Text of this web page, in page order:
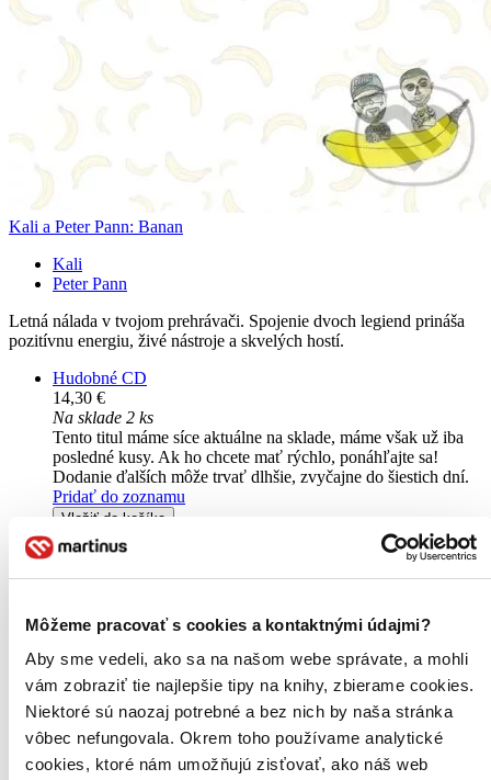
Môžeme pracovať s cookies a kontaktnými údajmi?
Aby sme vedeli, ako sa na našom webe správate, a mohli
vám zobraziť tie najlepšie tipy na knihy, zbierame cookies.
Niektoré sú naozaj potrebné a bez nich by naša stránka
vôbec nefungovala. Okrem toho používame analytické
cookies, ktoré nám umožňujú zisťovať, ako náš web
Kali a Peter Pann: Banan
Kali
Peter Pann
Letná nálada v tvojom prehrávači. Spojenie dvoch legiend prináša
pozitívnu energiu, živé nástroje a skvelých hostí.
Hudobné CD
14,30 €
Na sklade 2 ks
Tento titul máme síce aktuálne na sklade, máme však už iba
posledné kusy. Ak ho chcete mať rýchlo, ponáhľajte sa!
Dodanie ďalších môže trvať dlhšie, zvyčajne do šiestich dní.
Pridať do zoznamu
Vložiť do košíka